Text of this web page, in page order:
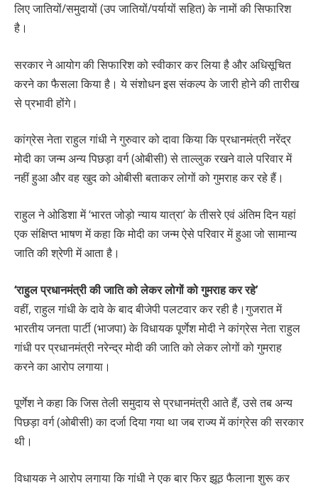
लिए जातियों/समुदायों (उप जातियों/पर्यायों सहित) के नामों की सिफारिश
है।
सरकार ने आयोग की सिफारिश को स्वीकार कर लिया है और अधिसूचित
करने का फैसला किया है। ये संशोधन इस संकल्प के जारी होने की तारीख
से प्रभावी होंगे।
कांग्रेस नेता राहुल गांधी ने गुरुवार को दावा किया कि प्रधानमंत्री नरेंद्र
मोदी का जन्म अन्य पिछड़ा वर्ग (ओबीसी) से ताल्लुक रखने वाले परिवार में
नहीं हुआ और वह खुद को ओबीसी बताकर लोगों को गुमराह कर रहे हैं।
राहुल ने ओडिशा में ‘भारत जोड़ो न्याय यात्रा’ के तीसरे एवं अंतिम दिन यहां
एक संक्षिप्त भाषण में कहा कि मोदी का जन्म ऐसे परिवार में हुआ जो सामान्य
जाति की श्रेणी में आता है।
‘राहुल प्रधानमंत्री की जाति को लेकर लोगों को गुमराह कर रहे’
वहीं, राहुल गांधी के दावे के बाद बीजेपी पलटवार कर रही है।गुजरात में
भारतीय जनता पार्टी (भाजपा) के विधायक पूर्णेश मोदी ने कांग्रेस नेता राहुल
गांधी पर प्रधानमंत्री नरेन्द्र मोदी की जाति को लेकर लोगों को गुमराह
करने का आरोप लगाया।
पूर्णेश ने कहा कि जिस तेली समुदाय से प्रधानमंत्री आते हैं, उसे तब अन्य
पिछड़ा वर्ग (ओबीसी) का दर्जा दिया गया था जब राज्य में कांग्रेस की सरकार
थी।
विधायक ने आरोप लगाया कि गांधी ने एक बार फिर झूठ फैलाना शुरू कर